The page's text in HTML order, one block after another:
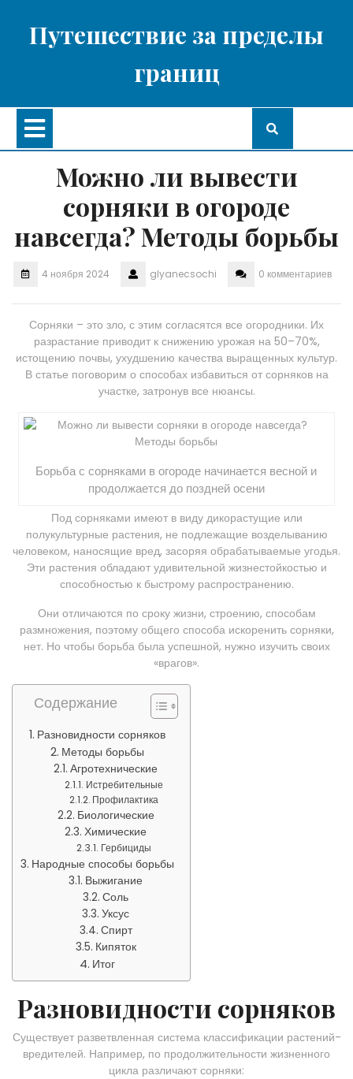
содержимому
Путешествие за пределы
границ
Открыть
Можно ли вывести
сорняки в огороде
навсегда? Методы борьбы
4 ноября 2024 glyanecsochi 0 комментариев
Сорняки – это зло, с этим согласятся все огородники. Их
разрастание приводит к снижению урожая на 50–70%,
истощению почвы, ухудшению качества выращенных культур.
В статье поговорим о способах избавиться от сорняков на
участке, затронув все нюансы.
Борьба с сорняками в огороде начинается весной и
продолжается до поздней осени
Под сорняками имеют в виду дикорастущие или
полукультурные растения, не подлежащие возделыванию
человеком, наносящие вред, засоряя обрабатываемые угодья.
Эти растения обладают удивительной жизнестойкостью и
способностью к быстрому распространению.
Они отличаются по сроку жизни, строению, способам
размножения, поэтому общего способа искоренить сорняки,
нет. Но чтобы борьба была успешной, нужно изучить своих
«врагов».
Содержание
Разновидности сорняков
Методы борьбы
Агротехнические
Истребительные
Профилактика
Биологические
Химические
Гербициды
Народные способы борьбы
Выжигание
Соль
Уксус
Спирт
Кипяток
Итог
Разновидности сорняков
Существует разветвленная система классификации растений-
вредителей. Например, по продолжительности жизненного
цикла различают сорняки: